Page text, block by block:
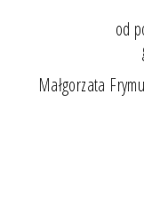
od
Małgorzata